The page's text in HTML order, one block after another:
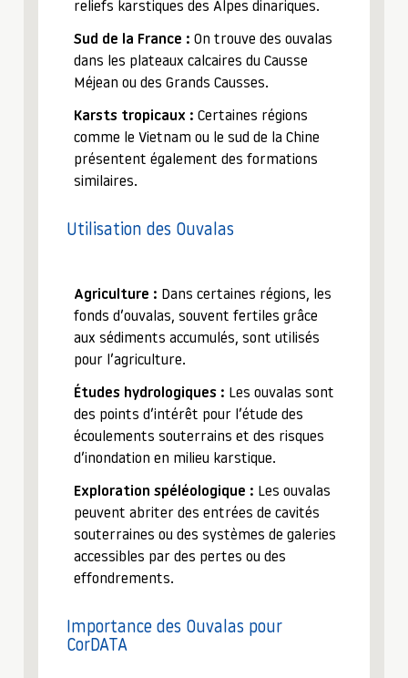
reliefs karstiques des Alpes dinariques.
Sud de la France : On trouve des ouvalas
dans les plateaux calcaires du Causse
Méjean ou des Grands Causses.
Karsts tropicaux : Certaines régions
comme le Vietnam ou le sud de la Chine
présentent également des formations
similaires.
Utilisation des Ouvalas
Agriculture : Dans certaines régions, les
fonds d’ouvalas, souvent fertiles grâce
aux sédiments accumulés, sont utilisés
pour l’agriculture.
Études hydrologiques : Les ouvalas sont
des points d’intérêt pour l’étude des
écoulements souterrains et des risques
d’inondation en milieu karstique.
Exploration spéléologique : Les ouvalas
peuvent abriter des entrées de cavités
souterraines ou des systèmes de galeries
accessibles par des pertes ou des
effondrements.
Importance des Ouvalas pour
CorDATA